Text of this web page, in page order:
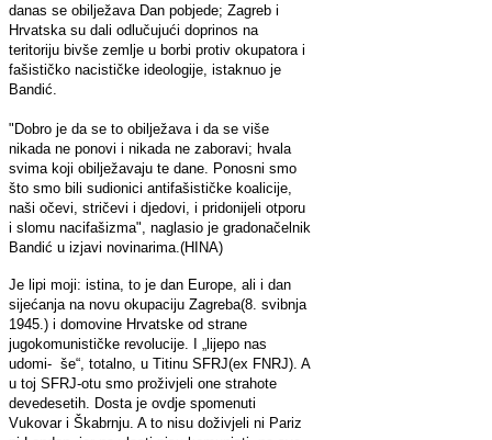
danas se obilježava Dan pobjede; Zagreb i
Hrvatska su dali odlučujući doprinos na
teritoriju bivše zemlje u borbi protiv okupatora i
fašističko nacističke ideologije, istaknuo je
Bandić.
"Dobro je da se to obilježava i da se više
nikada ne ponovi i nikada ne zaboravi; hvala
svima koji obilježavaju te dane. Ponosni smo
što smo bili sudionici antifašističke koalicije,
naši očevi, stričevi i djedovi, i pridonijeli otporu
i slomu nacifašizma", naglasio je gradonačelnik
Bandić u izjavi novinarima.(HINA)
Je lipi moji: istina, to je dan Europe, ali i dan
sijećanja na novu okupaciju Zagreba(8. svibnja
1945.) i domovine Hrvatske od strane
jugokomunističke revolucije. I „lijepo nas
udomi- še“, totalno, u Titinu SFRJ(ex FNRJ). A
u toj SFRJ-otu smo proživjeli one strahote
devedesetih. Dosta je ovdje spomenuti
Vukovar i Škabrnju. A to nisu doživjeli ni Pariz